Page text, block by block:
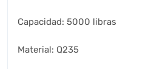
Capacidad: 5000 libras
Material: Q235